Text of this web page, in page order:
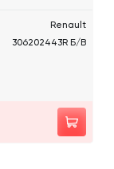
Renault
306202443R Б/В